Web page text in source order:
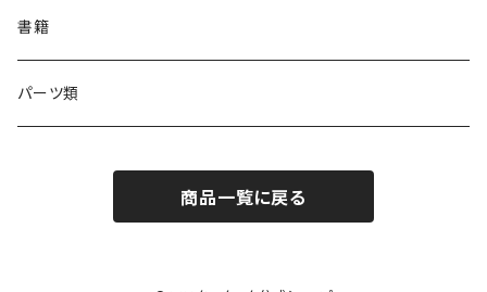
書籍
パーツ類
商品一覧に戻る